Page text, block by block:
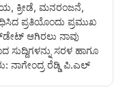
ಕ್ರೀಡೆ, ಮನರಂಜನೆ,
ಪ್ರತಿಯೊಂದು ಪ್ರಮುಖ
ಆಗಿರಲು ನಾವು
ಸುದ್ದಿಗಳನ್ನು ಸರಳ ಹಾಗೂ
ನಾಗೇಂದ್ರ ರೆಡ್ಡಿ ಪಿ.ಎಲ್